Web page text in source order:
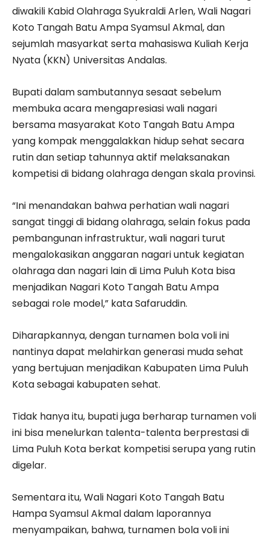
diwakili Kabid Olahraga Syukraldi Arlen, Wali Nagari
Koto Tangah Batu Ampa Syamsul Akmal, dan
sejumlah masyarkat serta mahasiswa Kuliah Kerja
Nyata (KKN) Universitas Andalas.
Bupati dalam sambutannya sesaat sebelum
membuka acara mengapresiasi wali nagari
bersama masyarakat Koto Tangah Batu Ampa
yang kompak menggalakkan hidup sehat secara
rutin dan setiap tahunnya aktif melaksanakan
kompetisi di bidang olahraga dengan skala provinsi.
“Ini menandakan bahwa perhatian wali nagari
sangat tinggi di bidang olahraga, selain fokus pada
pembangunan infrastruktur, wali nagari turut
mengalokasikan anggaran nagari untuk kegiatan
olahraga dan nagari lain di Lima Puluh Kota bisa
menjadikan Nagari Koto Tangah Batu Ampa
sebagai role model,” kata Safaruddin.
Diharapkannya, dengan turnamen bola voli ini
nantinya dapat melahirkan generasi muda sehat
yang bertujuan menjadikan Kabupaten Lima Puluh
Kota sebagai kabupaten sehat.
Tidak hanya itu, bupati juga berharap turnamen voli
ini bisa menelurkan talenta-talenta berprestasi di
Lima Puluh Kota berkat kompetisi serupa yang rutin
digelar.
Sementara itu, Wali Nagari Koto Tangah Batu
Hampa Syamsul Akmal dalam laporannya
menyampaikan, bahwa, turnamen bola voli ini